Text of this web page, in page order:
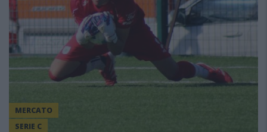
MERCATO
SERIE C